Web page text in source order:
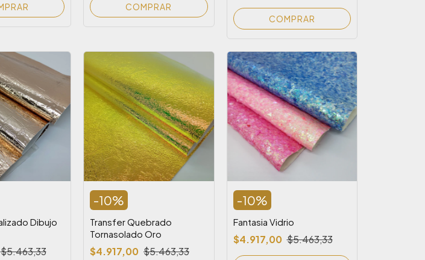
COMPRAR
Dibujo
$5.463,33
-10%
Transfer Quebrado
Tornasolado Oro
$4.917,00 $5.463,33
-10%
Fantasia Vidrio
$4.917,00 $5.463,33